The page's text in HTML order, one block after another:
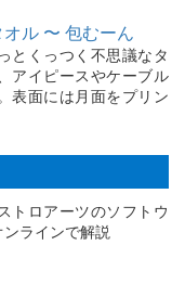
ル 〜 包むーん
とくっつく不思議なタ
アイピースやケーブル
表面には月面をプリン
トロアーツのソフトウ
ラインで解説